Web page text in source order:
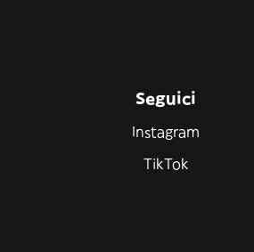
Seguici
Instagram
TikTok